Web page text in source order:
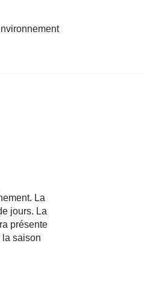
La
jours. La
présente
la saison